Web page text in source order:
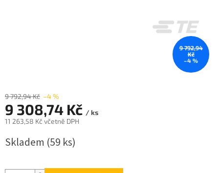
9 792,94
Kč
–4 %
9 792,94 Kč –4 %
9 308,74 Kč / ks
11 263,58 Kč včetně DPH
cena:
Skladem (59 ks)